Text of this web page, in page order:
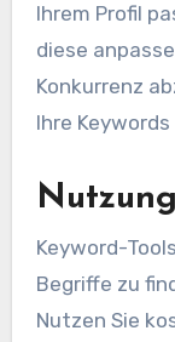
Ihrem Profil
diese
Konkurrenz
Ihre
Keyword-
Begriffe zu
Nutzen Sie